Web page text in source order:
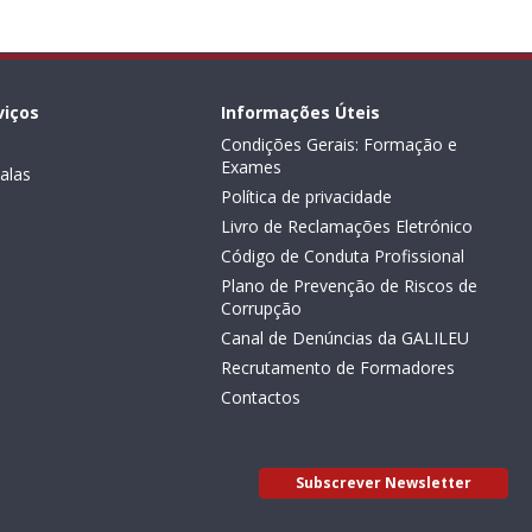
Informações Úteis
Condições Gerais: Formação e
Exames
Política de privacidade
Livro de Reclamações Eletrónico
Código de Conduta Profissional
Plano de Prevenção de Riscos de
Corrupção
Canal de Denúncias da GALILEU
Recrutamento de Formadores
Contactos
Subscrever Newsletter